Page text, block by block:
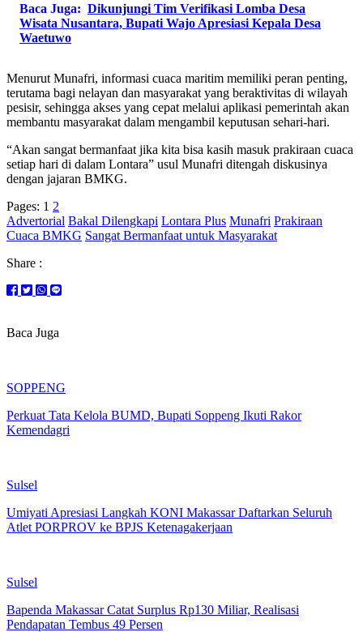
Baca Juga: Dikunjungi Tim Verifikasi Lomba Desa
Wisata Nusantara, Bupati Wajo Apresiasi Kepala Desa
Waetuwo
Menurut Munafri, informasi cuaca maritim memiliki peran penting,
terutama bagi nelayan dan masyarakat yang beraktivitas di wilayah
pesisir, sehingga akses yang cepat melalui aplikasi pemerintah akan
membantu masyarakat dalam mengambil keputusan sehari-hari.
“Akan sangat bermanfaat jika kita bisa kasih masuk prakiraan cuaca
setiap hari di dalam Lontara” usul Munafri ditengah diskusinya
dengan jajaran BMKG.
Pages: 1 2
Advertorial Bakal Dilengkapi Lontara Plus Munafri Prakiraan
Cuaca BMKG Sangat Bermanfaat untuk Masyarakat
Share :
Baca Juga
SOPPENG
Perkuat Tata Kelola BUMD, Bupati Soppeng Ikuti Rakor
Kemendagri
Sulsel
Umiyati Apresiasi Langkah KONI Makassar Daftarkan Seluruh
Atlet PORPROV ke BPJS Ketenagakerjaan
Sulsel
Bapenda Makassar Catat Surplus Rp130 Miliar, Realisasi
Pendapatan Tembus 49 Persen